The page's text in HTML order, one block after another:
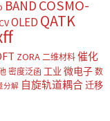
BAND COSMO-
OLED QATK
ZORA 二维材料 催化
密度泛函 工业 微电子 数
分解 自旋轨道耦合迁移